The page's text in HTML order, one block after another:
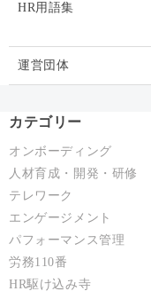
HR用語集
運営団体
カテゴリー
オンボーディング
人材育成・開発・研修
テレワーク
エンゲージメント
パフォーマンス管理
労務110番
HR駆け込み寺